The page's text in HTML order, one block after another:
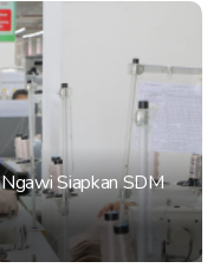
Siapkan SDM